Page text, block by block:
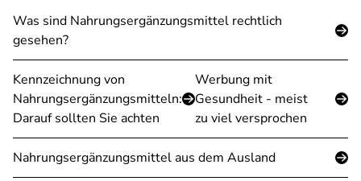
Was sind Nahrungsergänzungsmittel rechtlich
gesehen?
Kennzeichnung von
Nahrungsergänzungsmitteln:
Darauf sollten Sie achten
Werbung mit
Gesundheit - meist
zu viel versprochen
Nahrungsergänzungsmittel aus dem Ausland